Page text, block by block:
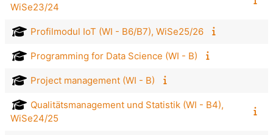
WiSe23/24
Profilmodul IoT (WI - B6/B7), WiSe25/26
Programming for Data Science (WI - B)
Project management (WI - B)
Qualitätsmanagement und Statistik (WI - B4),
WiSe24/25